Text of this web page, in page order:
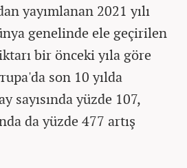
yayımlanan 2021 yılı
genelinde ele geçirilen
bir önceki yıla göre
son 10 yılda
sayısında yüzde 107,
da yüzde 477 artış